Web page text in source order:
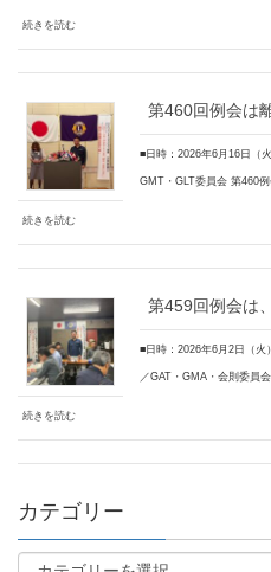
続きを読む
第460回例会は
■日時：2026年6月16日（
GMT・GLT委員会 第460
続きを読む
第459回例会は
■日時：2026年6月2日（火
／GAT・GMA・会則委員
続きを読む
カテゴリー